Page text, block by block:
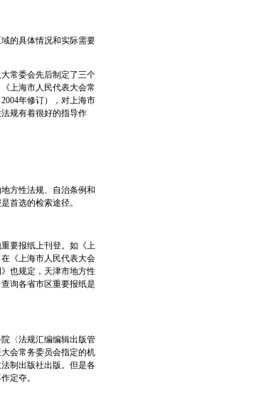
的具体情况和实际需要
常委会先后制定了三个
上海市人民代表大会常
年修订），对上海市
规有着很好的指导作
方性法规、自治条例和
首选的检索途径。
要报纸上刊登。如《上
《上海市人民代表大会
也规定，天津市地方性
询各省市区重要报纸是
〈法规汇编编辑出版管
会常务委员会指定的机
制出版社出版。但是各
定夺。